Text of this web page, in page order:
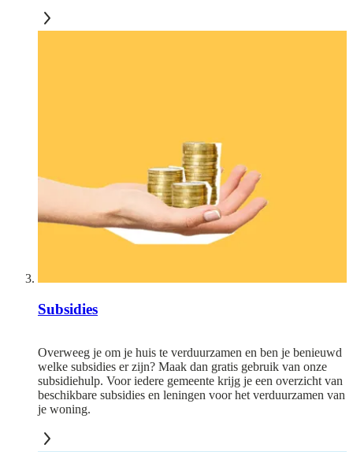
Subsidies
Overweeg je om je huis te verduurzamen en ben je benieuwd
welke subsidies er zijn? Maak dan gratis gebruik van onze
subsidiehulp. Voor iedere gemeente krijg je een overzicht van
beschikbare subsidies en leningen voor het verduurzamen van
je woning.